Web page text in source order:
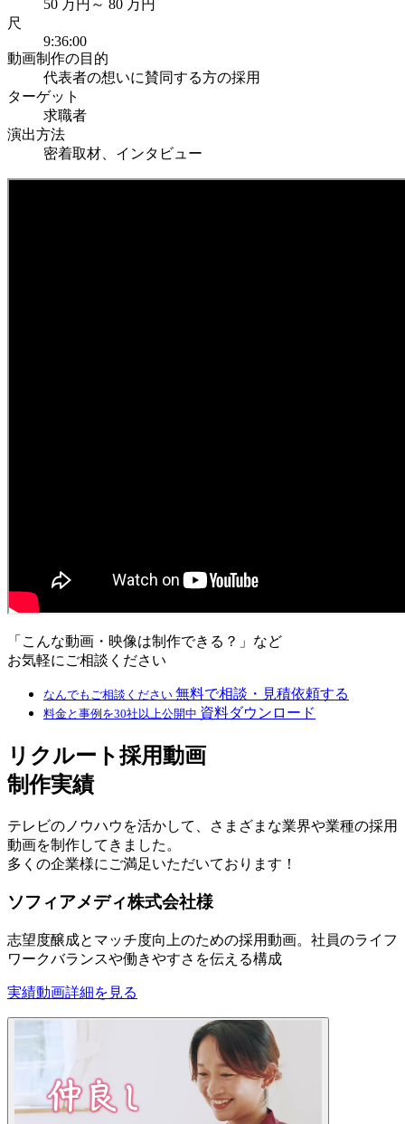
50 万円～ 80 万円
尺
9:36:00
動画制作の目的
代表者の想いに賛同する方の採用
ターゲット
求職者
演出方法
密着取材、インタビュー
「こんな動画・映像は制作できる？」など
お気軽にご相談ください
なんでもご相談ください 無料で相談・見積依頼する
料金と事例を30社以上公開中 資料ダウンロード
リクルート採用動画
制作実績
テレビのノウハウを活かして、さまざまな業界や業種の採用
動画を制作してきました。
多くの企業様にご満足いただいております！
ソフィアメディ株式会社様
志望度醸成とマッチ度向上のための採用動画。社員のライフ
ワークバランスや働きやすさを伝える構成
実績動画詳細を見る